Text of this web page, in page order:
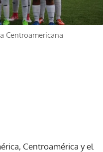
Centroamericana
Centroamérica y el